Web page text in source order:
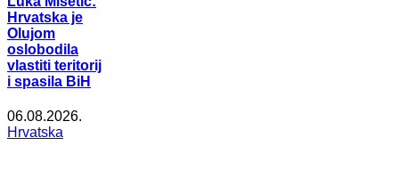
Hrvatska je
Olujom
oslobodila
vlastiti teritorij
i spasila BiH
06.08.2026.
Hrvatska